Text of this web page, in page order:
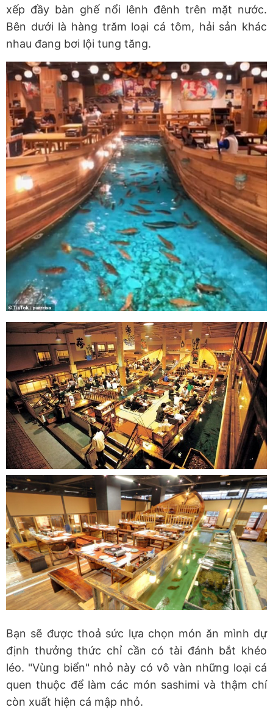
xếp đầy bàn ghế nổi lênh đênh trên mặt nước.
Bên dưới là hàng trăm loại cá tôm, hải sản khác
nhau đang bơi lội tung tăng.
Bạn sẽ được thoả sức lựa chọn món ăn mình dự
định thưởng thức chỉ cần có tài đánh bắt khéo
léo. "Vùng biển" nhỏ này có vô vàn những loại cá
quen thuộc để làm các món sashimi và thậm chí
còn xuất hiện cá mập nhỏ.